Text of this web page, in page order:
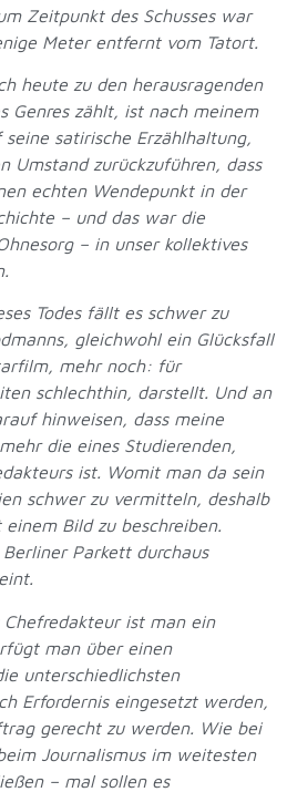
Zeitpunkt des Schusses war
Meter entfernt vom Tatort.
heute zu den herausragenden
Genres zählt, ist nach meinem
satirische Erzählhaltung,
Umstand zurückzuführen, dass
echten Wendepunkt in der
– und das war die
– in unser kollektives
Todes fällt es schwer zu
gleichwohl ein Glücksfall
mehr noch: für
schlechthin, darstellt. Und an
hinweisen, dass meine
die eines Studierenden,
ist. Womit man da sein
schwer zu vermitteln, deshalb
Bild zu beschreiben.
Parkett durchaus
ist man ein
man über einen
unterschiedlichsten
Erfordernis eingesetzt werden,
gerecht zu werden. Wie bei
Journalismus im weitesten
– mal sollen es